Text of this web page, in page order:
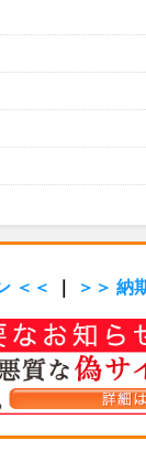
＜＜ ＞＞ 納